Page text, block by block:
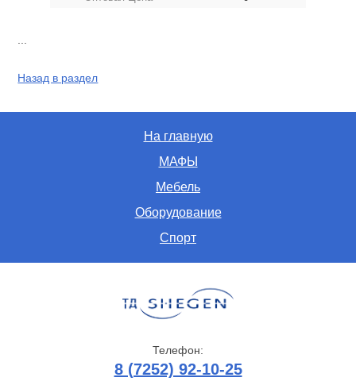
Назад в раздел
На главную
МАФЫ
Мебель
Оборудование
Спорт
Телефон:
8 (7252) 92-10-25